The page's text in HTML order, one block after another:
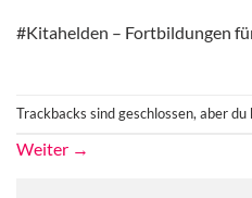
#Kitahelden – Fortbildungen
Trackbacks sind geschlossen, aber
Weiter →